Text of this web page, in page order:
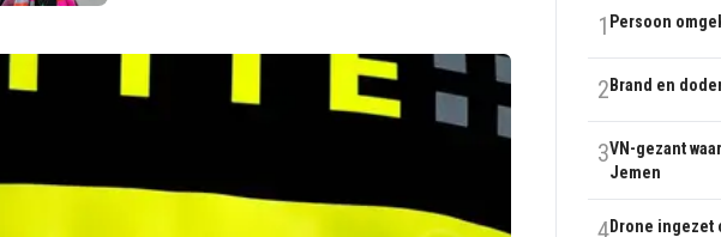
1 Persoon
2 Brand en
3VN-gezant
Jemen
4Drone ingezet